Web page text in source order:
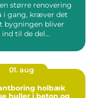
større renovering
i gang, kræver det
bygningen bliver
ind til de del...
01. aug
holbæk
huller i beton og